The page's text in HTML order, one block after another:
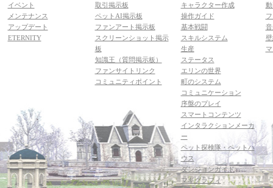
イベント
メンテナンス
アップデート
ETERNITY
取引掲示板
ペットAI掲示板
ファンアート掲示板
スクリーンショット掲示
板
知識王（質問掲示板）
ファンサイトリンク
コミュニティポイント
キャラクター作成
操作ガイド
基本戦闘
スキルシステム
生産
ステータス
エリンの世界
町のシステム
コミュニケーション
序盤のプレイ
スマートコンテンツ
インタラクションメーカ
ー
ペット探検隊・ペットハ
ウス
ダンジョンガイド
マギグラフィ